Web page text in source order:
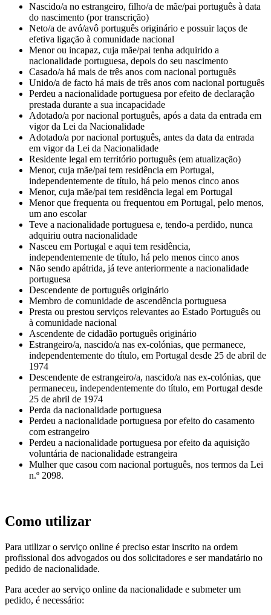
Nascido/a no estrangeiro, filho/a de mãe/pai português à data
do nascimento (por transcrição)
Neto/a de avó/avô português originário e possuir laços de
efetiva ligação à comunidade nacional
Menor ou incapaz, cuja mãe/pai tenha adquirido a
nacionalidade portuguesa, depois do seu nascimento
Casado/a há mais de três anos com nacional português
Unido/a de facto há mais de três anos com nacional português
Perdeu a nacionalidade portuguesa por efeito de declaração
prestada durante a sua incapacidade
Adotado/a por nacional português, após a data da entrada em
vigor da Lei da Nacionalidade
Adotado/a por nacional português, antes da data da entrada
em vigor da Lei da Nacionalidade
Residente legal em território português (em atualização)
Menor, cuja mãe/pai tem residência em Portugal,
independentemente de título, há pelo menos cinco anos
Menor, cuja mãe/pai tem residência legal em Portugal
Menor que frequenta ou frequentou em Portugal, pelo menos,
um ano escolar
Teve a nacionalidade portuguesa e, tendo-a perdido, nunca
adquiriu outra nacionalidade
Nasceu em Portugal e aqui tem residência,
independentemente de título, há pelo menos cinco anos
Não sendo apátrida, já teve anteriormente a nacionalidade
portuguesa
Descendente de português originário
Membro de comunidade de ascendência portuguesa
Presta ou prestou serviços relevantes ao Estado Português ou
à comunidade nacional
Ascendente de cidadão português originário
Estrangeiro/a, nascido/a nas ex-colónias, que permanece,
independentemente do título, em Portugal desde 25 de abril de
1974
Descendente de estrangeiro/a, nascido/a nas ex-colónias, que
permaneceu, independentemente do título, em Portugal desde
25 de abril de 1974
Perda da nacionalidade portuguesa
Perdeu a nacionalidade portuguesa por efeito do casamento
com estrangeiro
Perdeu a nacionalidade portuguesa por efeito da aquisição
voluntária de nacionalidade estrangeira
Mulher que casou com nacional português, nos termos da Lei
n.º 2098.
Como utilizar
Para utilizar o serviço online é preciso estar inscrito na ordem
profissional dos advogados ou dos solicitadores e ser mandatário no
pedido de nacionalidade.
Para aceder ao serviço online da nacionalidade e submeter um
pedido, é necessário: